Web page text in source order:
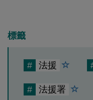
標籤
# 法援
# 法援署